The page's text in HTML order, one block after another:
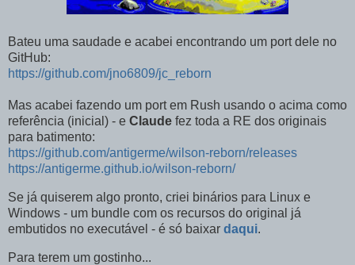
Bateu uma saudade e acabei encontrando um port dele no
GitHub:
https://github.com/jno6809/jc_reborn
Mas acabei fazendo um port em Rush usando o acima como
referência (inicial) - e Claude fez toda a RE dos originais
para batimento:
https://github.com/antigerme/wilson-reborn/releases
https://antigerme.github.io/wilson-reborn/
Se já quiserem algo pronto, criei binários para Linux e
Windows - um bundle com os recursos do original já
embutidos no executável - é só baixar daqui.
Para terem um gostinho...